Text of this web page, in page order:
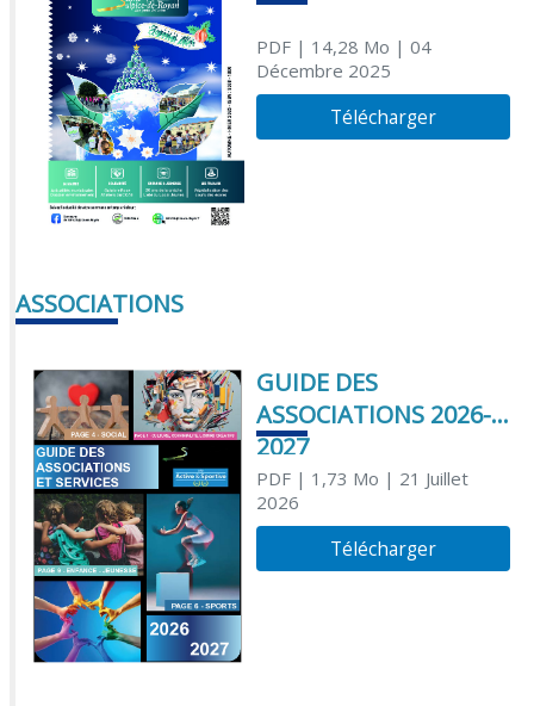
PDF| 14,28 Mo | 04
Décembre 2025
Télécharger
ASSOCIATIONS
GUIDE DES
ASSOCIATIONS 2026-
2027
PDF| 1,73 Mo | 21 Juillet
2026
Télécharger